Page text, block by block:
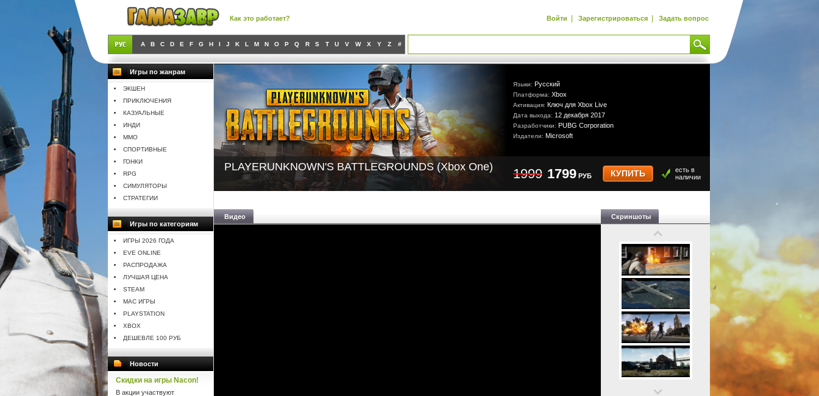
Как это работает? Войти | Зарегистрироваться | Задать вопрос
A B C D E F G H I J K L M N O P Q R S T U V W X Y Z #
Игры по жанрам
ЭКШЕН
ПРИКЛЮЧЕНИЯ
КАЗУАЛЬНЫЕ
ИНДИ
MMO
СПОРТИВНЫЕ
ГОНКИ
RPG
СИМУЛЯТОРЫ
СТРАТЕГИИ
Игры по категориям
ИГРЫ 2026 ГОДА
EVE ONLINE
РАСПРОДАЖА
ЛУЧШАЯ ЦЕНА
STEAM
MAC ИГРЫ
PLAYSTATION
XBOX
ДЕШЕВЛЕ 100 РУБ
Новости
Скидки на игры Nacon!
В акции участвуют
Языки: Русский
Платформа: Xbox
Активация: Ключ для Xbox Live
Дата выхода: 12 декабря 2017
Разработчики: PUBG Corporation
Издатели: Microsoft
PLAYERUNKNOWN'S BATTLEGROUNDS (Xbox One) 1999 1799 РУБ КУПИТЬ
есть в
наличии
Видео Скриншоты